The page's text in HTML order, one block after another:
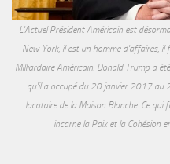
L'Actuel Président Américain est
New York, il est un homme d'affaires,
Milliardaire Américain. Donald Trump a
qu'il a occupé du 20 janvier 2017 au
locataire de la Maison Blanche. Ce qui
incarne la Paix et la Cohésion